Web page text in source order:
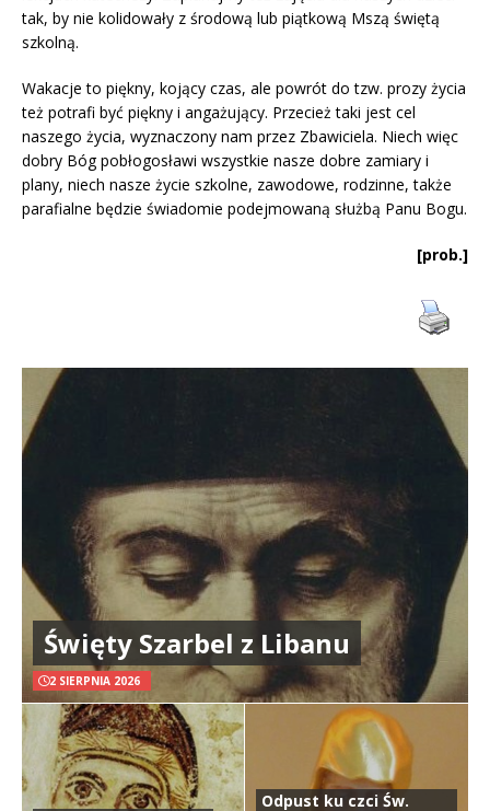
tak, by nie kolidowały z środową lub piątkową Mszą świętą
szkolną.
Wakacje to piękny, kojący czas, ale powrót do tzw. prozy życia
też potrafi być piękny i angażujący. Przecież taki jest cel
naszego życia, wyznaczony nam przez Zbawiciela. Niech więc
dobry Bóg pobłogosławi wszystkie nasze dobre zamiary i
plany, niech nasze życie szkolne, zawodowe, rodzinne, także
parafialne będzie świadomie podejmowaną służbą Panu Bogu.
[prob.]
Święty Szarbel z Libanu
2 SIERPNIA 2026
Odpust ku czci Św.